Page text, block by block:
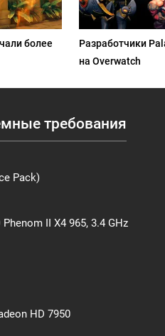
более
Разработчики
на Overwatch
требования
Pack)
II X4 965, 3.4 GHz
HD 7950